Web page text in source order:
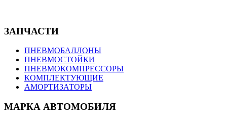
ЗАПЧАСТИ
ПНЕВМОБАЛЛОНЫ
ПНЕВМОСТОЙКИ
ПНЕВМОКОМПРЕССОРЫ
КОМПЛЕКТУЮЩИЕ
АМОРТИЗАТОРЫ
МАРКА АВТОМОБИЛЯ